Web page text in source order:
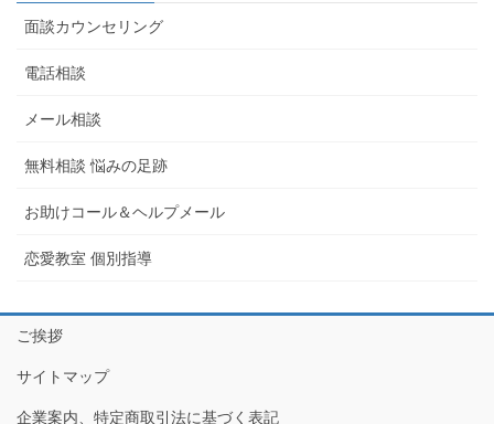
面談カウンセリング
電話相談
メール相談
無料相談 悩みの足跡
お助けコール＆ヘルプメール
恋愛教室 個別指導
ご挨拶
サイトマップ
企業案内、特定商取引法に基づく表記